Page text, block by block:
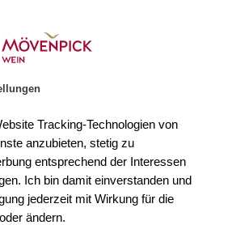
Tracking-Technologien von
anzubieten, stetig zu
entsprechend der Interessen
Ich bin damit einverstanden und
jederzeit mit Wirkung für die
ändern.
Zum Ende der Bildgalerie springen
Zum Anfang der